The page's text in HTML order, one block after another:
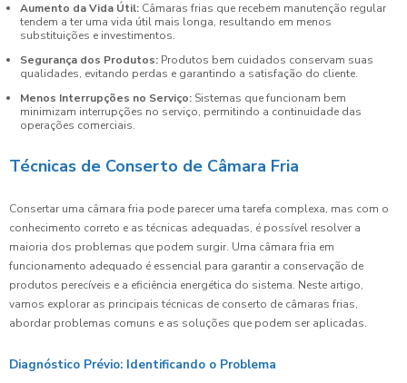
Aumento da Vida Útil: Câmaras frias que recebem manutenção regular
tendem a ter uma vida útil mais longa, resultando em menos
substituições e investimentos.
Segurança dos Produtos: Produtos bem cuidados conservam suas
qualidades, evitando perdas e garantindo a satisfação do cliente.
Menos Interrupções no Serviço: Sistemas que funcionam bem
minimizam interrupções no serviço, permitindo a continuidade das
operações comerciais.
Técnicas de Conserto de Câmara Fria
Consertar uma câmara fria pode parecer uma tarefa complexa, mas com o
conhecimento correto e as técnicas adequadas, é possível resolver a
maioria dos problemas que podem surgir. Uma câmara fria em
funcionamento adequado é essencial para garantir a conservação de
produtos perecíveis e a eficiência energética do sistema. Neste artigo,
vamos explorar as principais técnicas de conserto de câmaras frias,
abordar problemas comuns e as soluções que podem ser aplicadas.
Diagnóstico Prévio: Identificando o Problema